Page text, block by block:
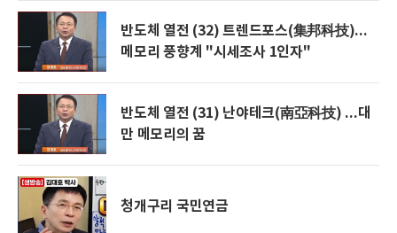
반도체 열전 (32) 트렌드포스(集邦科技)...
메모리 풍향계 "시세조사 1인자"
반도체 열전 (31) 난야테크(南亞科技) ...대
만 메모리의 꿈
청개구리 국민연금